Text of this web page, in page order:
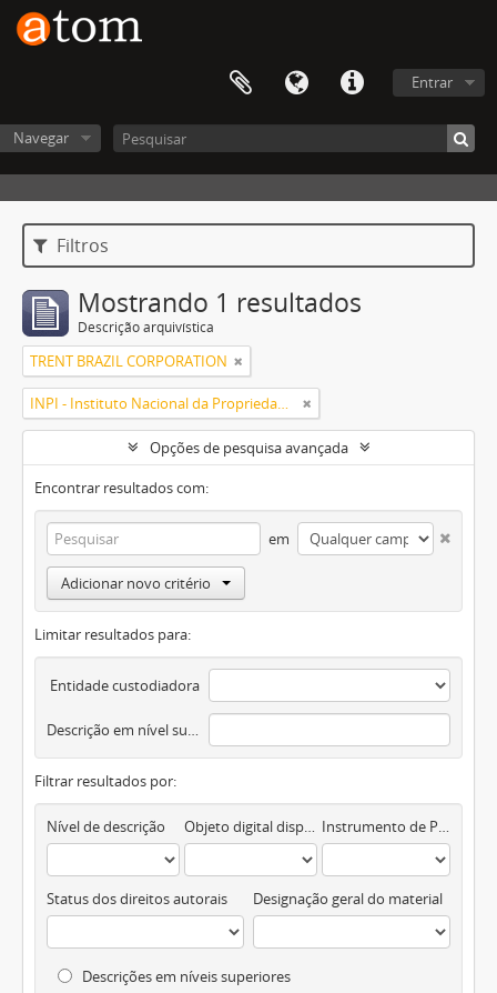
Entrar
Navegar
Filtros
Mostrando 1 resultados
Descrição arquivística
TRENT BRAZIL CORPORATION
INPI - Instituto Nacional da Propriedade Industrial
Opções de pesquisa avançada
Encontrar resultados com:
em
Adicionar novo critério
Limitar resultados para:
Entidade custodiadora
Descrição em nível superior
Filtrar resultados por:
Nível de descrição Objeto digital disponível Instrumento de Pesquisa
Status dos direitos autorais Designação geral do material
Descrições em níveis superiores